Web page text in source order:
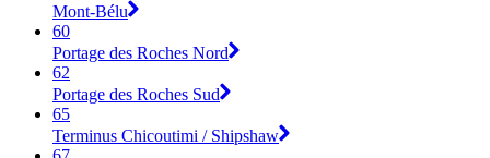
Mont-Bélu
60
Portage des Roches Nord
62
Portage des Roches Sud
65
Terminus Chicoutimi / Shipshaw